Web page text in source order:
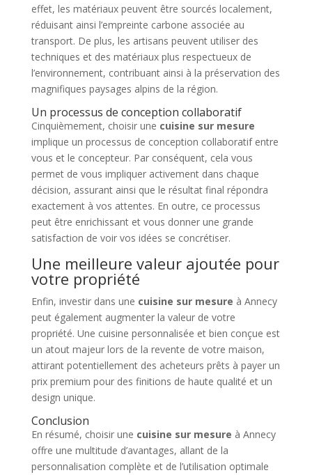
effet, les matériaux peuvent être sourcés localement,
réduisant ainsi l’empreinte carbone associée au
transport. De plus, les artisans peuvent utiliser des
techniques et des matériaux plus respectueux de
l’environnement, contribuant ainsi à la préservation des
magnifiques paysages alpins de la région.
Un processus de conception collaboratif
Cinquièmement, choisir une cuisine sur mesure
implique un processus de conception collaboratif entre
vous et le concepteur. Par conséquent, cela vous
permet de vous impliquer activement dans chaque
décision, assurant ainsi que le résultat final répondra
exactement à vos attentes. En outre, ce processus
peut être enrichissant et vous donner une grande
satisfaction de voir vos idées se concrétiser.
Une meilleure valeur ajoutée pour
votre propriété
Enfin, investir dans une cuisine sur mesure à Annecy
peut également augmenter la valeur de votre
propriété. Une cuisine personnalisée et bien conçue est
un atout majeur lors de la revente de votre maison,
attirant potentiellement des acheteurs prêts à payer un
prix premium pour des finitions de haute qualité et un
design unique.
Conclusion
En résumé, choisir une cuisine sur mesure à Annecy
offre une multitude d’avantages, allant de la
personnalisation complète et de l’utilisation optimale